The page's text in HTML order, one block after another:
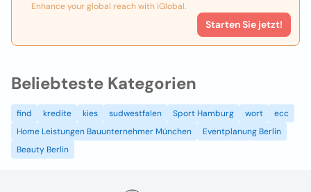
Enhance your global reach with iGlobal.
Starten Sie jetzt!
Beliebteste Kategorien
find kredite kies sudwestfalen Sport Hamburg wort
ecc
Home Leistungen Bauunternehmer München
Eventplanung Berlin
Beauty Berlin